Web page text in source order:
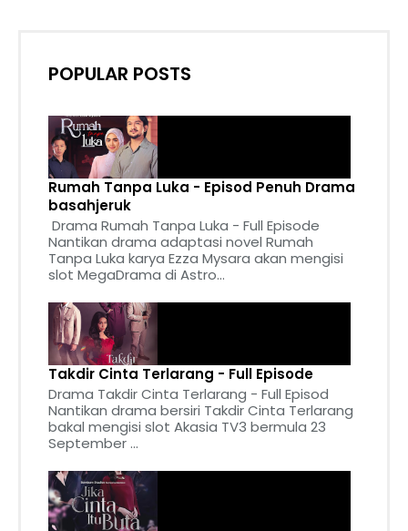
POPULAR POSTS
Rumah Tanpa Luka - Episod Penuh Drama
basahjeruk
Drama Rumah Tanpa Luka - Full Episode
Nantikan drama adaptasi novel Rumah
Tanpa Luka karya Ezza Mysara akan mengisi
slot MegaDrama di Astro...
Takdir Cinta Terlarang - Full Episode
Drama Takdir Cinta Terlarang - Full Episod
Nantikan drama bersiri Takdir Cinta Terlarang
bakal mengisi slot Akasia TV3 bermula 23
September ...